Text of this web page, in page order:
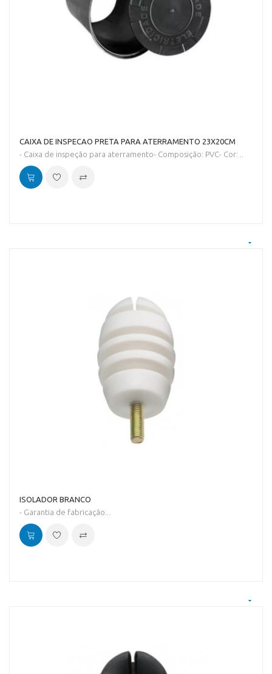
CAIXA DE INSPECAO PRETA PARA ATERRAMENTO 23X20CM
- Caixa de inspeção para aterramento- Composição: PVC- Cor: ..
ISOLADOR BRANCO
- Garantia de fabricação...